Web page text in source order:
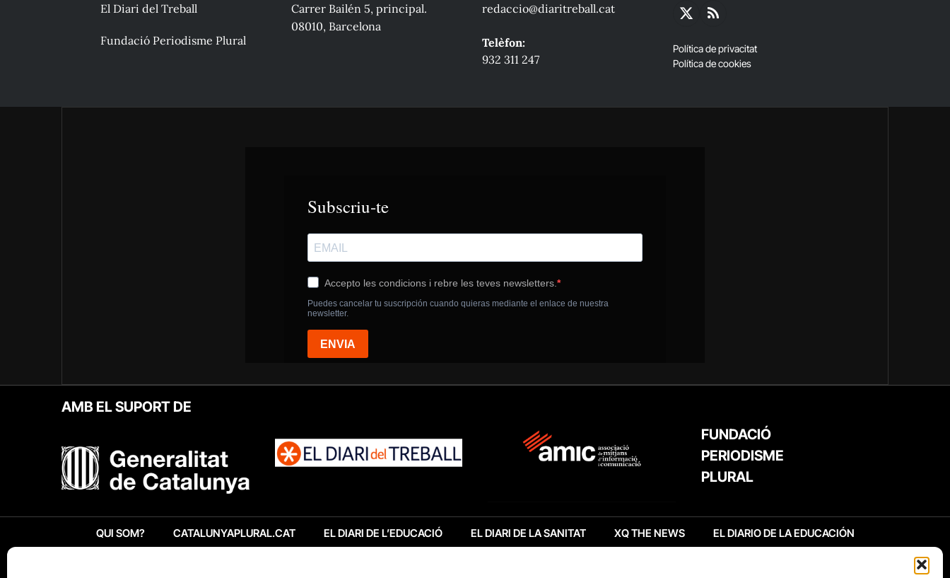
El Diari del Treball
Fundació Periodisme Plural
Carrer Bailén 5, principal.
08010, Barcelona
redaccio@diaritreball.cat
Telèfon:
932 311 247
X
RSS
Política de privacitat
Política de cookies
AMB EL SUPORT DE
FUNDACIÓ
PERIODISME
PLURAL
QUI SOM? CATALUNYAPLURAL.CAT EL DIARI DE L’EDUCACIÓ EL DIARI DE LA SANITAT XQ THE NEWS EL DIARIO DE LA EDUCACIÓN